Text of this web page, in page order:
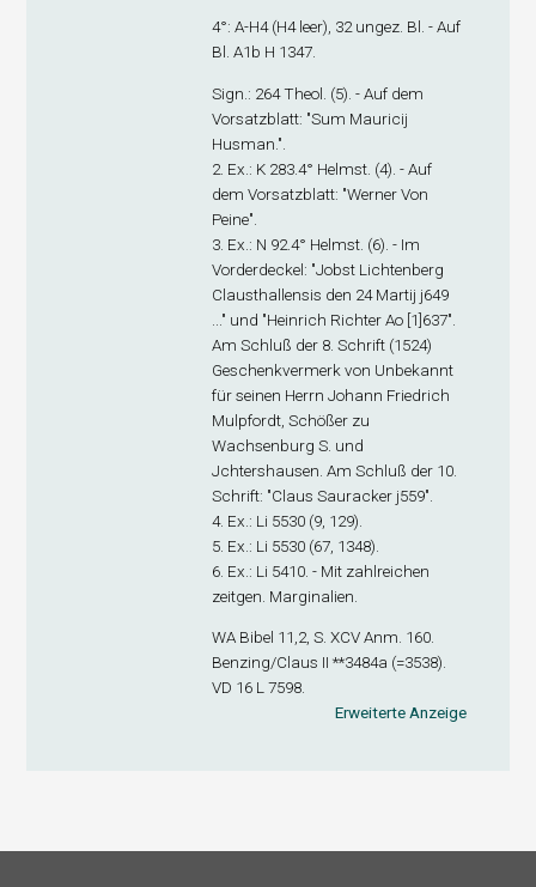
4°: A-H4(H4 leer), 32 ungez. Bl. - Auf
Bl. A1b H 1347.
Sign .: 264 Theol. (5). - Auf dem
Vorsatzblatt: "Sum Mauricij
Husman.".
2. Ex .: K 283.4° Helmst. (4). - Auf
dem Vorsatzblatt: "Werner Von
Peine".
3. Ex .: N 92.4° Helmst. (6). - Im
Vorderdeckel: "Jobst Lichtenberg
Clausthallensis den 24 Martij j649
..." und "Heinrich Richter Ao [1]637".
Am Schluß der 8. Schrift (1524)
Geschenkvermerk von Unbekannt
für seinen Herrn Johann Friedrich
Mulpfordt, Schößer zu
Wachsenburg S. und
Jchtershausen. Am Schluß der 10.
Schrift: "Claus Sauracker j559".
4. Ex .: Li 5530 (9, 129).
5. Ex .: Li 5530 (67, 1348).
6. Ex .: Li 5410. - Mit zahlreichen
zeitgen. Marginalien.
WA Bibel 11,2, S. XCV Anm. 160.
Benzing/Claus II **3484a (=3538).
VD 16 L 7598.
Erweiterte Anzeige